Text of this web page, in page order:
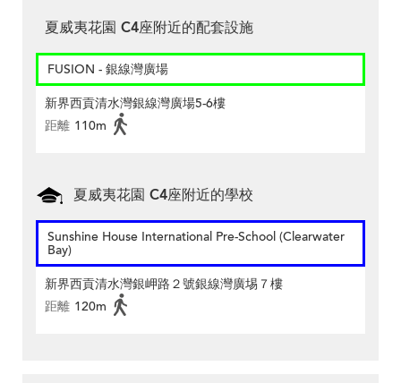
夏威夷花園 C4座附近的配套設施
FUSION - 銀線灣廣場
新界西貢清水灣銀線灣廣場5-6樓
距離 110m
夏威夷花園 C4座附近的學校
Sunshine House International Pre-School (Clearwater
Bay)
新界西貢清水灣銀岬路２號銀線灣廣埸７樓
距離 120m